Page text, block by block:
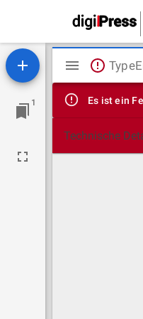
1
Mirador
Viewer
Es ist ein
Technische